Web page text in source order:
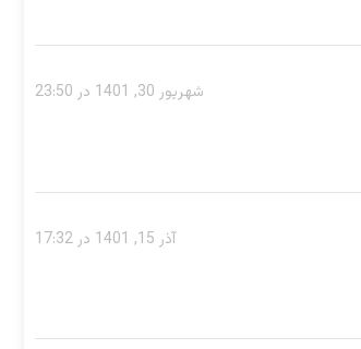
شهریور 30, 1401 در 23:50
آذر 15, 1401 در 17:32